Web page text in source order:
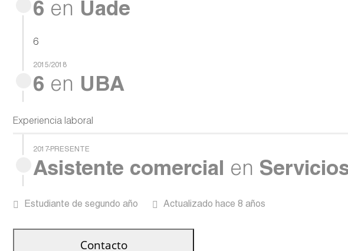
6 en Uade
6
2015/2018
6 en UBA
Experiencia laboral
2017-PRESENTE
Asistente comercial en
Estudiante de segundo año Actualizado hace 8 años